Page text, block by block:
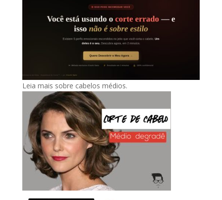
Leia mais sobre cabelos médios.